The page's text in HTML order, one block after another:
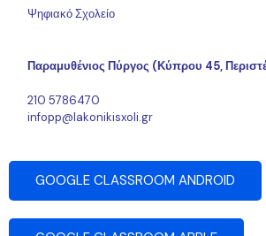
Ψηφιακό Σχολείο
Παραμυθένιος Πύργος (Κύπρου 45,
210 5786470
infopp@lakonikisxoli.gr
GOOGLE CLASSROOM ANDROID